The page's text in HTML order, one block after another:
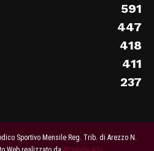
591
447
418
411
237
Sportivo Mensile Reg. Trib. di Arezzo N.